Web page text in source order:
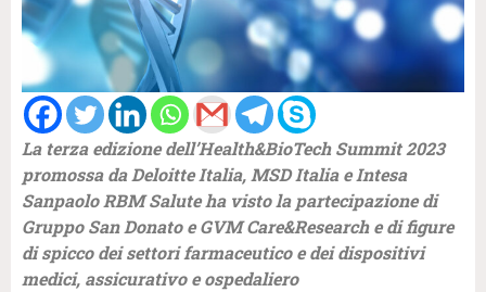
La terza edizione dell’Health&BioTech Summit 2023
promossa da Deloitte Italia, MSD Italia e Intesa
Sanpaolo RBM Salute ha visto la partecipazione di
Gruppo San Donato e GVM Care&Research e di figure
di spicco dei settori farmaceutico e dei dispositivi
medici, assicurativo e ospedaliero